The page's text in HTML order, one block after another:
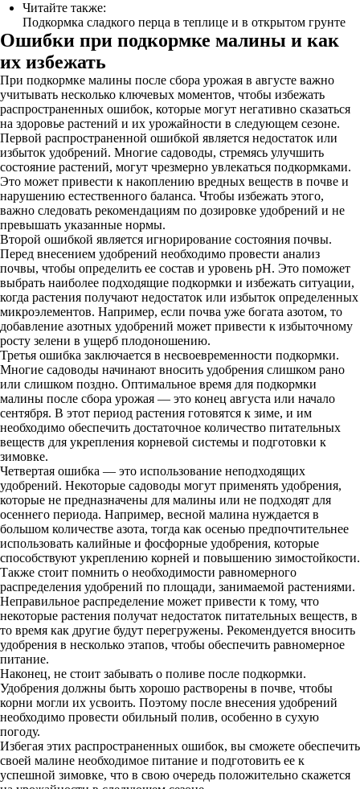
Читайте также:
Подкормка сладкого перца в теплице и в открытом грунте
Ошибки при подкормке малины и как
их избежать
При подкормке малины после сбора урожая в августе важно
учитывать несколько ключевых моментов, чтобы избежать
распространенных ошибок, которые могут негативно сказаться
на здоровье растений и их урожайности в следующем сезоне.
Первой распространенной ошибкой является недостаток или
избыток удобрений. Многие садоводы, стремясь улучшить
состояние растений, могут чрезмерно увлекаться подкормками.
Это может привести к накоплению вредных веществ в почве и
нарушению естественного баланса. Чтобы избежать этого,
важно следовать рекомендациям по дозировке удобрений и не
превышать указанные нормы.
Второй ошибкой является игнорирование состояния почвы.
Перед внесением удобрений необходимо провести анализ
почвы, чтобы определить ее состав и уровень pH. Это поможет
выбрать наиболее подходящие подкормки и избежать ситуации,
когда растения получают недостаток или избыток определенных
микроэлементов. Например, если почва уже богата азотом, то
добавление азотных удобрений может привести к избыточному
росту зелени в ущерб плодоношению.
Третья ошибка заключается в несвоевременности подкормки.
Многие садоводы начинают вносить удобрения слишком рано
или слишком поздно. Оптимальное время для подкормки
малины после сбора урожая — это конец августа или начало
сентября. В этот период растения готовятся к зиме, и им
необходимо обеспечить достаточное количество питательных
веществ для укрепления корневой системы и подготовки к
зимовке.
Четвертая ошибка — это использование неподходящих
удобрений. Некоторые садоводы могут применять удобрения,
которые не предназначены для малины или не подходят для
осеннего периода. Например, весной малина нуждается в
большом количестве азота, тогда как осенью предпочтительнее
использовать калийные и фосфорные удобрения, которые
способствуют укреплению корней и повышению зимостойкости.
Также стоит помнить о необходимости равномерного
распределения удобрений по площади, занимаемой растениями.
Неправильное распределение может привести к тому, что
некоторые растения получат недостаток питательных веществ, в
то время как другие будут перегружены. Рекомендуется вносить
удобрения в несколько этапов, чтобы обеспечить равномерное
питание.
Наконец, не стоит забывать о поливе после подкормки.
Удобрения должны быть хорошо растворены в почве, чтобы
корни могли их усвоить. Поэтому после внесения удобрений
необходимо провести обильный полив, особенно в сухую
погоду.
Избегая этих распространенных ошибок, вы сможете обеспечить
своей малине необходимое питание и подготовить ее к
успешной зимовке, что в свою очередь положительно скажется